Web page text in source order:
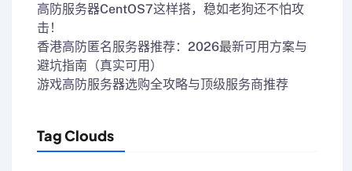
高防服务器CentOS7这样搭，稳如老狗还不怕攻
击！
香港高防匿名服务器推荐：2026最新可用方案与
避坑指南（真实可用）
游戏高防服务器选购全攻略与顶级服务商推荐
Tag Clouds